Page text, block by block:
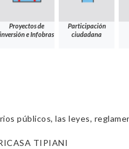
Proyectos de
inversión e Infobras
Participación
ciudadana
públicos, las leyes,
TIPIANI